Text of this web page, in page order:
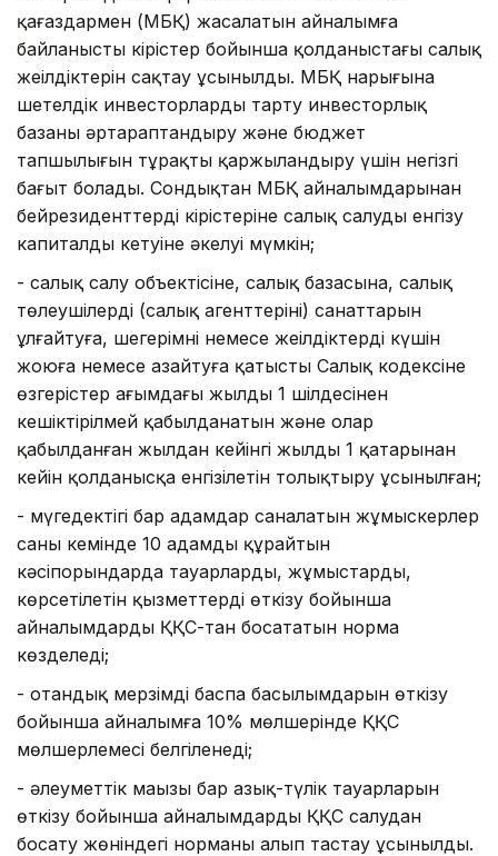
қағаздармен (МБҚ) жасалатын айналымға
байланысты кірістер бойынша қолданыстағы салық
жеңілдіктерін сақтау ұсынылды. МБҚ нарығына
шетелдік инвесторларды тарту инвесторлық
базаны әртараптандыру және бюджет
тапшылығын тұрақты қаржыландыру үшін негізгі
бағыт болады. Сондықтан МБҚ айналымдарынан
бейрезиденттердің кірістеріне салық салуды енгізу
капиталдың кетуіне әкелуі мүмкін;
- салық салу объектісіне, салық базасына, салық
төлеушілердің (салық агенттерінің) санаттарын
ұлғайтуға, шегерімнің немесе жеңілдіктердің күшін
жоюға немесе азайтуға қатысты Салық кодексіне
өзгерістер ағымдағы жылдың 1 шілдесінен
кешіктірілмей қабылданатын және олар
қабылданған жылдан кейінгі жылдың 1 қаңтарынан
кейін қолданысқа енгізілетін толықтыру ұсынылған;
- мүгедектігі бар адамдар саналатын жұмыскерлер
саны кемінде 10 адамды құрайтын
кәсіпорындарда тауарларды, жұмыстарды,
көрсетілетін қызметтерді өткізу бойынша
айналымдарды ҚҚС-тан босататын норма
көзделеді;
- отандық мерзімді баспа басылымдарын өткізу
бойынша айналымға 10% мөлшерінде ҚҚС
мөлшерлемесі белгіленеді;
- әлеуметтік маңызы бар азық-түлік тауарларын
өткізу бойынша айналымдарды ҚҚС салудан
босату жөніндегі норманы алып тастау ұсынылды.